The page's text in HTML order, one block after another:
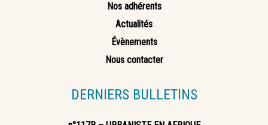
Nos adhérents
Actualités
Évènements
Nous contacter
DERNIERS BULLETINS